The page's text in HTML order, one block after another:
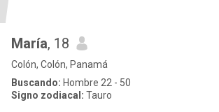
María, 18
Colón, Colón, Panamá
Buscando: Hombre 22 - 50
Signo zodiacal: Tauro